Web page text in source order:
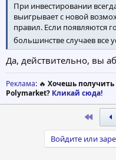
При инвестировании
выигрывает с новой
правил. Если появляются
большинстве случаев все
Да, действительно, вы
Реклама: 🔥 Хочешь получить
Polymarket? Кликай сюда!
First
Войдите или